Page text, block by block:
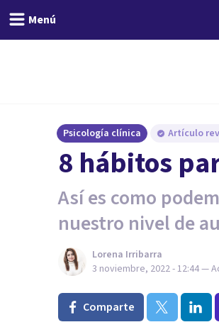
Menú
Psicología clínica Artículo
8 hábitos
Así es como
nuestro nivel de
Lorena Irribarra
3 noviembre, 2022 - 12:44—
Comparte